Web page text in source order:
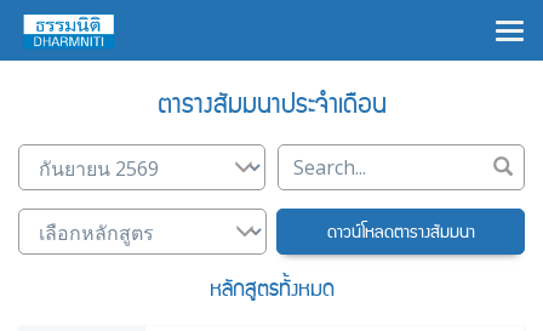
ตารางสัมมนาประจำเดือน
ดาวน์โหลดตารางสัมมนา
หลักสูตรทั้งหมด
×